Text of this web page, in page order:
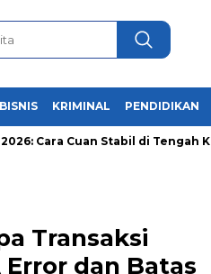
BISNIS KRIMINAL PENDIDIKAN
Cuan Stabil di Tengah Krisis
Transaksi
dan Batas